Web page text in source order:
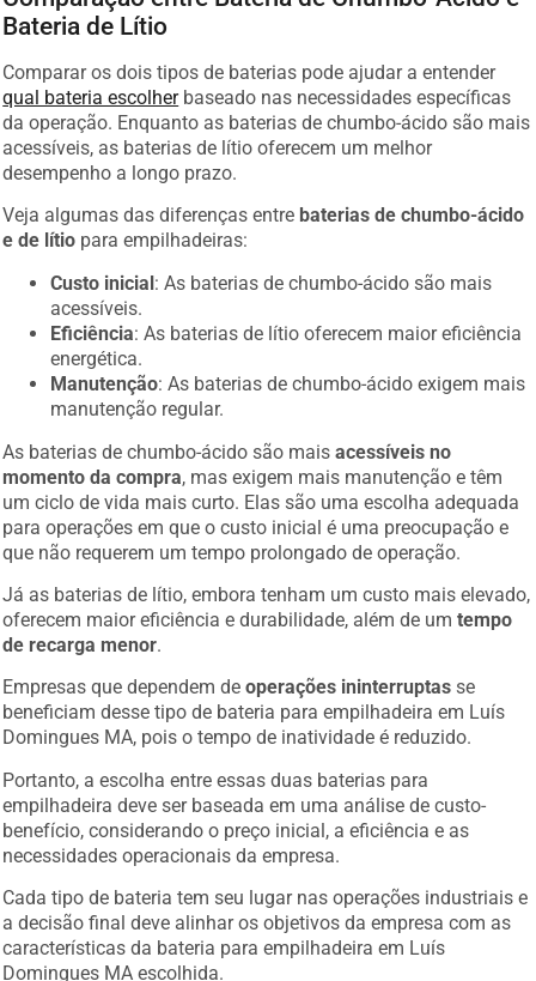
Bateria de Lítio
Comparar os dois tipos de baterias pode ajudar a entender
qual bateria escolherbaseado nas necessidades específicas
da operação. Enquanto as baterias de chumbo-ácido são mais
acessíveis, as baterias de lítio oferecem um melhor
desempenho a longo prazo.
Veja algumas das diferenças entre baterias de chumbo-ácido
e de lítio para empilhadeiras:
Custo inicial: As baterias de chumbo-ácido são mais
acessíveis.
Eficiência: As baterias de lítio oferecem maior eficiência
energética.
Manutenção: As baterias de chumbo-ácido exigem mais
manutenção regular.
As baterias de chumbo-ácido são maisacessíveis no
momento da compra , mas exigem mais manutenção e têm
um ciclo de vida mais curto. Elas são uma escolha adequada
para operações em que o custo inicial é uma preocupação e
que não requerem um tempo prolongado de operação.
Já as baterias de lítio, embora tenham um custo mais elevado,
oferecem maior eficiência e durabilidade, além de umtempo
de recarga menor
Empresas que dependem deoperações ininterruptas se
beneficiam desse tipo de bateria para empilhadeira em Luís
Domingues MA, pois o tempo de inatividade é reduzido.
Portanto, a escolha entre essas duas baterias para
empilhadeira deve ser baseada em uma análise de custo-
benefício, considerando o preço inicial, a eficiência e as
necessidades operacionais da empresa.
Cada tipo de bateria tem seu lugar nas operações industriais e
a decisão final deve alinhar os objetivos da empresa com as
características da bateria para empilhadeira em Luís
Domingues MA escolhida.